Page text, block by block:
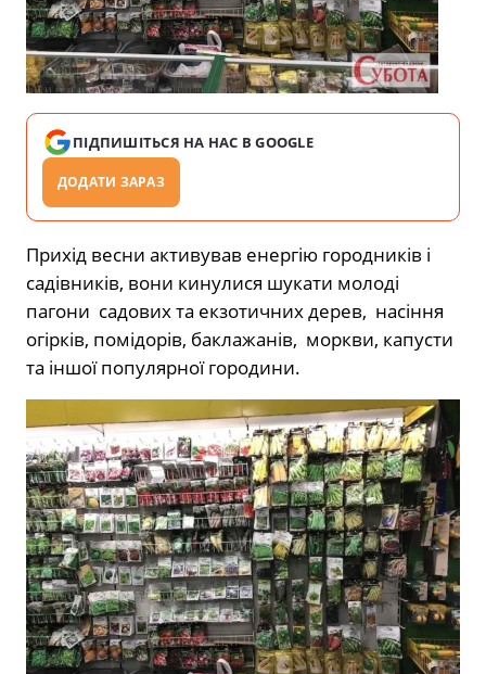
ПІДПИШІТЬСЯ НА НАС В GOOGLE
ДОДАТИ ЗАРАЗ
Прихід весни активував енергію городників і
садівників, вони кинулися шукати молоді
пагони садових та екзотичних дерев, насіння
огірків, помідорів, баклажанів, моркви, капусти
та іншої популярної городини.